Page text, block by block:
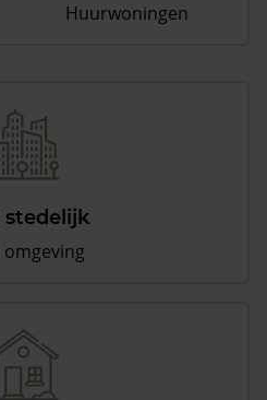
Huurwoningen
stedelijk
omgeving